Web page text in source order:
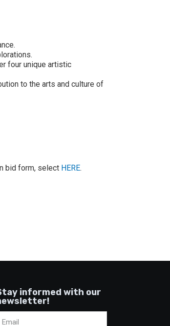
four unique artistic
to the arts and culture of
bid form, select HERE.
informed with our